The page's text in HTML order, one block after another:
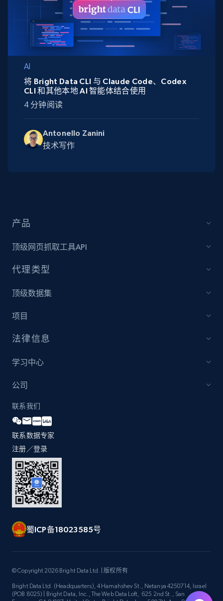
AI
Antonello Zanini
技术写作
将 Bright Data CLI 与 Claude Code、Codex
CLI 和其他本地 AI 智能体结合使用
4 分钟阅读
产品
顶级网页抓取工具API
代理类型
顶级数据集
项目
法律信息
学习中心
公司
联系我们
联系数据专家
注册／登录
蜀ICP备18023585号
© Copyright 2026 Bright Data Ltd. | 版权所有
Bright Data Ltd. (Headquarters), 4 Hamahshev St., Netanya 4250714, Israel
(POB 8025) | Bright Data, Inc., The Web Data Loft, 625 2nd St., San